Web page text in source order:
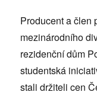
Producent a člen
mezinárodního
rezidenční dům
studentská
stali držiteli cen